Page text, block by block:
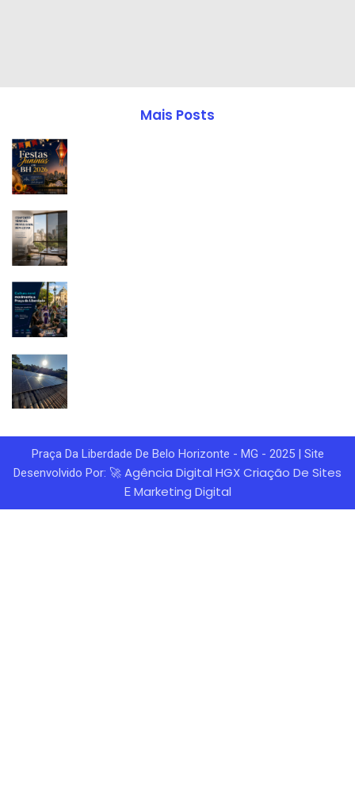
Mais Posts
Praça Da Liberdade De Belo Horizonte - MG - 2025 | Site
Desenvolvido Por: 🚀 Agência Digital HGXCriação De Sites
E Marketing Digital